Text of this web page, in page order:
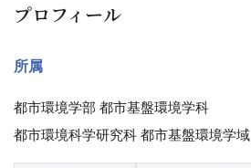
プロフィール
所属
都市環境学部 都市基盤環境学科
都市環境科学研究科 都市基盤環境学域